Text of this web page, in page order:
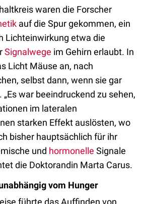
waren die Forscher
auf die Spur gekommen, ein
Lichteinwirkung etwa die
Signalwege im Gehirn erlaubt. In
Licht Mäuse an, nach
selbst dann, wenn sie gar
war beeindruckend zu sehen,
im lateralen
starken Effekt auslösten, wo
bisher hauptsächlich für ihr
und hormonelle Signale
die Doktorandin Marta Carus.
vom Hunger
führte das Auffinden von